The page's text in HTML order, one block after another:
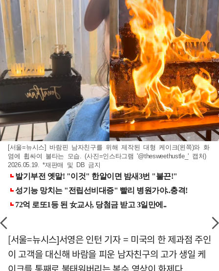
[서울=뉴시스] 바람핀 남자친구를 위해 제작된 대형 케이크(왼쪽)와 화
염에 휩싸여 불타는 모습. (사진=인스타그램 '@thesweethustle_' 캡처)
2026.05.19. *재판매 및 DB 금지
[서울=뉴시스]서영은 인턴 기자 = 미국의 한 제과점 주인
이 고객을 대신해 바람을 피운 남자친구의 고가 생일 케